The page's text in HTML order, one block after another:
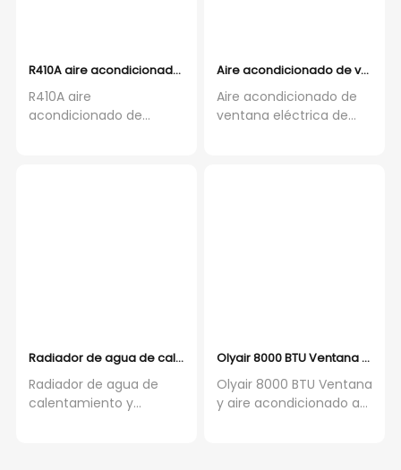
R410A aire acondicionado de conducto dividido para resort/
R410A aire
acondicionado de
Aire acondicionado de
Aire acondicionado de
ventana eléctrica de
Radiador de agua de calentamiento y enfriamiento de la
Radiador de agua de
calentamiento y
Olyair 8000 BTU Ventana y
Olyair 8000 BTU Ventana
y aire acondicionado a